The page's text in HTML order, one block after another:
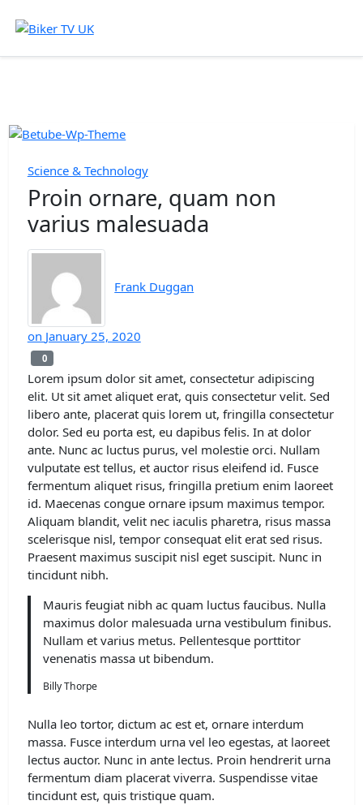
Science & Technology
Proin ornare, quam non
varius malesuada
Frank Duggan
on January 25, 2020
0
Lorem ipsum dolor sit amet, consectetur adipiscing
elit. Ut sit amet aliquet erat, quis consectetur velit. Sed
libero ante, placerat quis lorem ut, fringilla consectetur
dolor. Sed eu porta est, eu dapibus felis. In at dolor
ante. Nunc ac luctus purus, vel molestie orci. Nullam
vulputate est tellus, et auctor risus eleifend id. Fusce
fermentum aliquet risus, fringilla pretium enim laoreet
id. Maecenas congue ornare ipsum maximus tempor.
Aliquam blandit, velit nec iaculis pharetra, risus massa
scelerisque nisl, tempor consequat elit erat sed risus.
Praesent maximus suscipit nisl eget suscipit. Nunc in
tincidunt nibh.
Mauris feugiat nibh ac quam luctus faucibus. Nulla
maximus dolor malesuada urna vestibulum finibus.
Nullam et varius metus. Pellentesque porttitor
venenatis massa ut bibendum.
Billy Thorpe
Nulla leo tortor, dictum ac est et, ornare interdum
massa. Fusce interdum urna vel leo egestas, at laoreet
lectus auctor. Nunc in ante lectus. Proin hendrerit urna
fermentum diam placerat viverra. Suspendisse vitae
tincidunt est, quis tristique quam.